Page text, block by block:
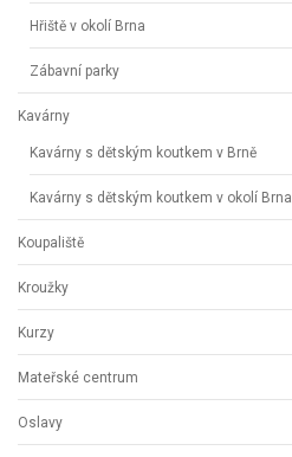
Hřiště v okolí Brna
Zábavní parky
Kavárny
Kavárny s dětským koutkem v Brně
Kavárny s dětským koutkem v okolí Brna
Koupaliště
Kroužky
Kurzy
Mateřské centrum
Oslavy